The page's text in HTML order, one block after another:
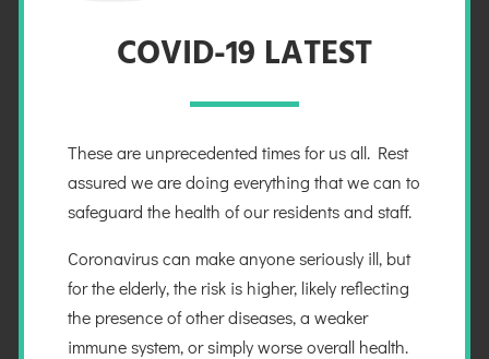
posuere. Quisque ac arcu sed justo tempor
habitant morbi tristique senectus et netus et
id tortor mattis faucibus eu eget ligula. Vestibulum
accumsan tempor sem, sed egestas eros consectetur
eu. Nunc interdum, diam in efficitur porta, ante
lorem pretium velit, ac sodales purus sem eu nulla.
Sed eget justo varius, pellentesque lacus quis,
imperdiet ex. In egestas turpis elit, placerat blandit
COVID-19 LATEST
These are unprecedented times for us all. Rest
assured we are doing everything that we can to
safeguard the health of our residents and staff.
Coronavirus can make anyone seriously ill, but
for the elderly, the risk is higher, likely reflecting
the presence of other diseases, a weaker
immune system, or simply worse overall health.